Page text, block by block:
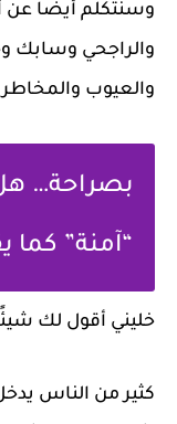
وسنتكلم أيضًا عن
والراجحي وسابك
والعيوب والمخاطر
بصراحة… هل
“آمنة” كما
خليني أقول لك
كثير من الناس